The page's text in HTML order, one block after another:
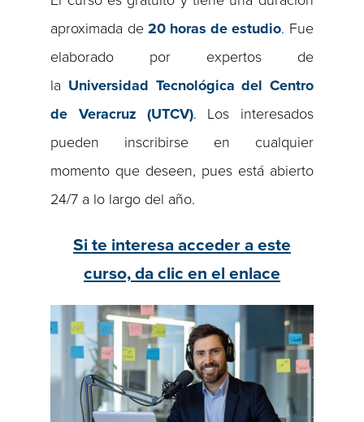
aproximada de 20 horas de estudio. Fue
elaborado por expertos de
la Universidad Tecnológica del Centro
de Veracruz (UTCV). Los interesados
pueden inscribirse en cualquier
momento que deseen, pues está abierto
24/7 a lo largo del año.
Si te interesa acceder a este
curso, da clic en el enlace